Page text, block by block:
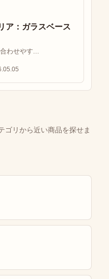
ア：ガラスベース
わせやす...
ゴリから近い商品を探せま